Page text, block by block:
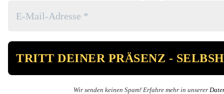
Wir senden keinen Spam! Erfahre mehr in unserer